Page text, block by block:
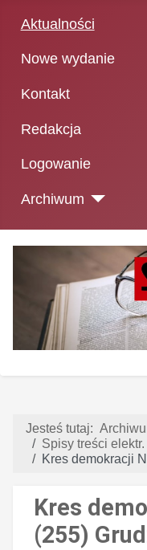
Aktualności
Nowe wydanie
Kontakt
Redakcja
Logowanie
Archiwum
Jesteś tutaj:
Spisy treści elektr.
Kres demokracji
Kres
(255)